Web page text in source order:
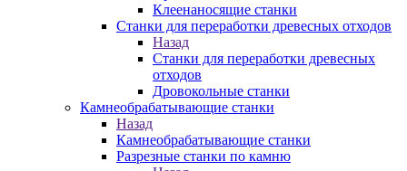
Клеенаносящие станки
Станки для переработки древесных отходов
Назад
Станки для переработки древесных
отходов
Дровокольные станки
Камнеобрабатывающие станки
Назад
Камнеобрабатывающие станки
Разрезные станки по камню